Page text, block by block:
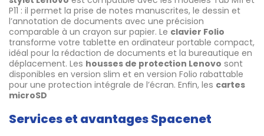
P11 : il permet la prise de notes manuscrites, le dessin et
l’annotation de documents avec une précision
comparable à un crayon sur papier. Le clavier Folio
transforme votre tablette en ordinateur portable compact,
idéal pour la rédaction de documents et la bureautique en
déplacement. Les housses de protection Lenovo sont
disponibles en version slim et en version Folio rabattable
pour une protection intégrale de l’écran. Enfin, les cartes
microSD
Services et avantages Spacenet